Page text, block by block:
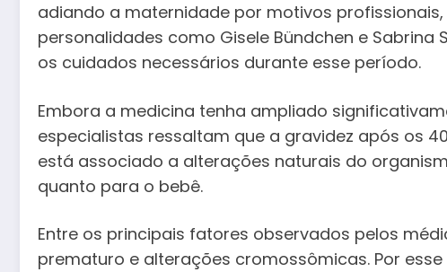
adiando a maternidade por motivos
personalidades como Gisele Bündchen e
os cuidados necessários durante esse período.
Embora a medicina tenha ampliado
especialistas ressaltam que a gravidez após os
está associado a alterações naturais do
quanto para o bebê.
Entre os principais fatores observados pelos
prematuro e alterações cromossômicas. Por